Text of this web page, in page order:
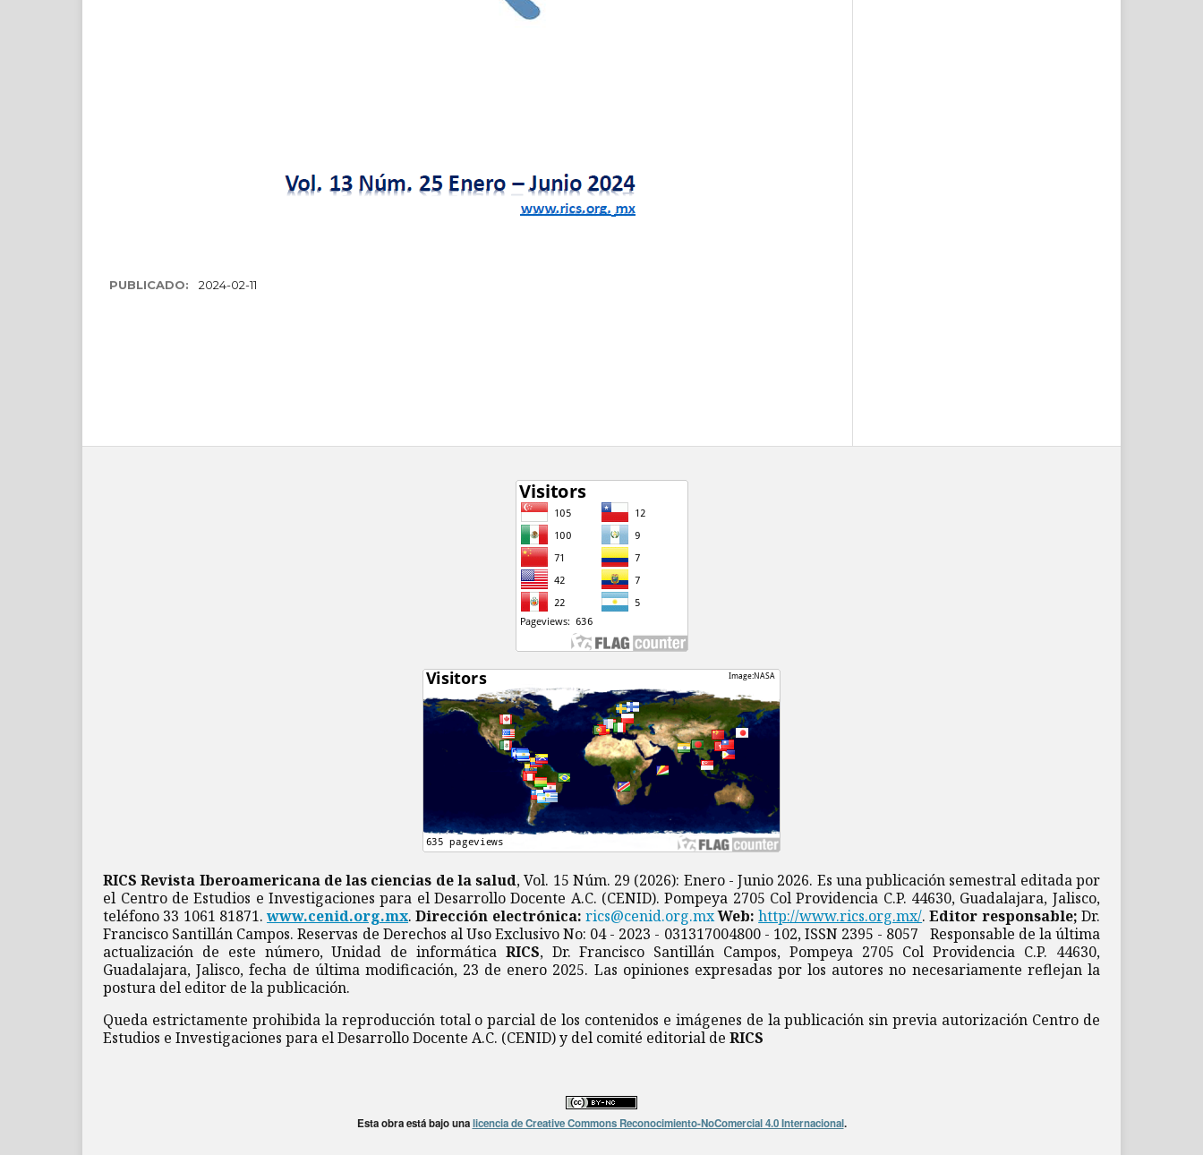
PUBLICADO: 2024-02-11
RICS Revista Iberoamericana de las ciencias de la salud, Vol. 15 Núm. 29 (2026): Enero - Junio 2026. Es una publicación semestral editada por
el Centro de Estudios e Investigaciones para el Desarrollo Docente A.C. (CENID). Pompeya 2705 Col Providencia C.P. 44630, Guadalajara, Jalisco,
teléfono 33 1061 81871.www.cenid.org.mx.Dirección electrónica: rics@cenid.org.mxWeb: http://www.rics.org.mx/. Editor responsable; Dr.
Francisco Santillán Campos. Reservas de Derechos al Uso Exclusivo No: 04 - 2023 - 031317004800 - 102, ISSN 2395 - 8057 Responsable de la última
actualización de este número, Unidad de informática RICS, Dr. Francisco Santillán Campos, Pompeya 2705 Col Providencia C.P. 44630,
Guadalajara, Jalisco, fecha de última modificación, 23 de enero 2025. Las opiniones expresadas por los autores no necesariamente reflejan la
postura del editor de la publicación.
Queda estrictamente prohibida la reproducción total o parcial de los contenidos e imágenes de la publicación sin previa autorización Centro de
Estudios e Investigaciones para el Desarrollo Docente A.C. (CENID) y del comité editorial deRICS
Esta obra está bajo unalicencia de Creative Commons Reconocimiento-NoComercial 4.0 Internacional.